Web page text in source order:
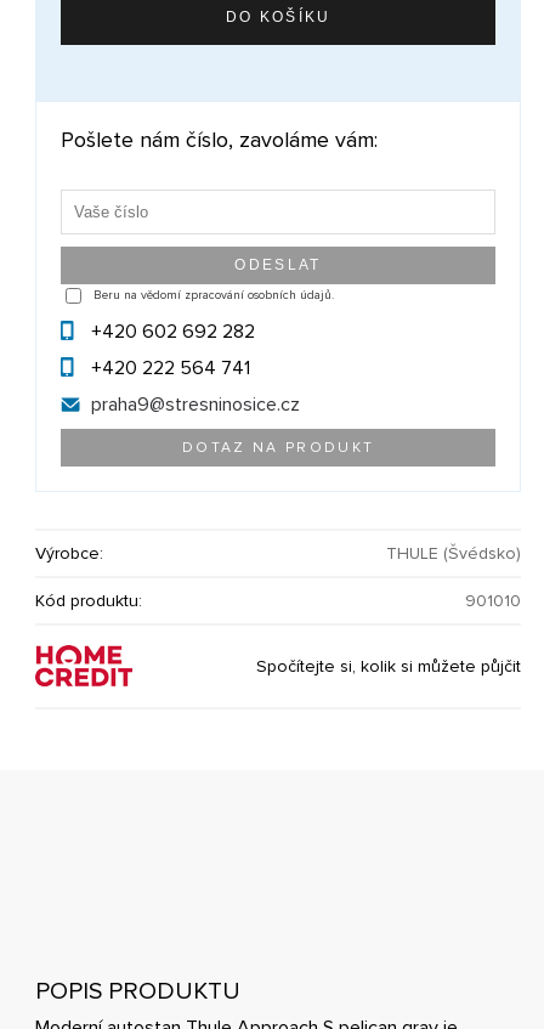
Pošlete nám číslo, zavoláme vám:
Beru na vědomí zpracování osobních údajů.
+420 602 692 282
+420 222 564 741
praha9@stresninosice.cz
DOTAZ NA PRODUKT
Výrobce: THULE (Švédsko)
Kód produktu: 901010
Spočítejte si, kolik si můžete půjčit
POPIS PRODUKTU